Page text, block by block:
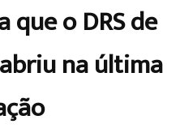
que o DRS de
na última